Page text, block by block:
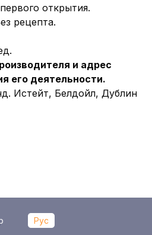
открытия.
рецепта.
и адрес
его деятельности.
Истейт, Белдойл, Дублин
Рус